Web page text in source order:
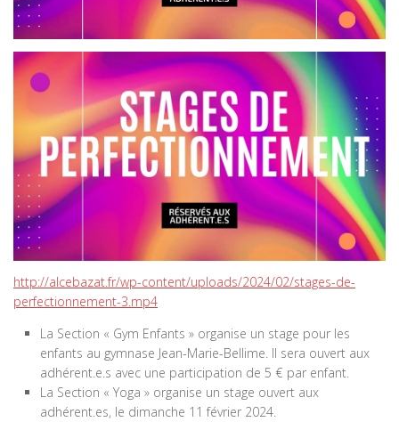
http://alcebazat.fr/wp-content/uploads/2024/02/stages-de-
perfectionnement-3.mp4
La Section « Gym Enfants » organise un stage pour les
enfants au gymnase Jean-Marie-Bellime. Il sera ouvert aux
adhérent.e.s avec une participation de 5 € par enfant.
La Section « Yoga » organise un stage ouvert aux
adhérent.es, le dimanche 11 février 2024.